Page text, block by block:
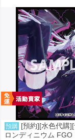
預購 [預約][水色代購
ロンディニウム FGO